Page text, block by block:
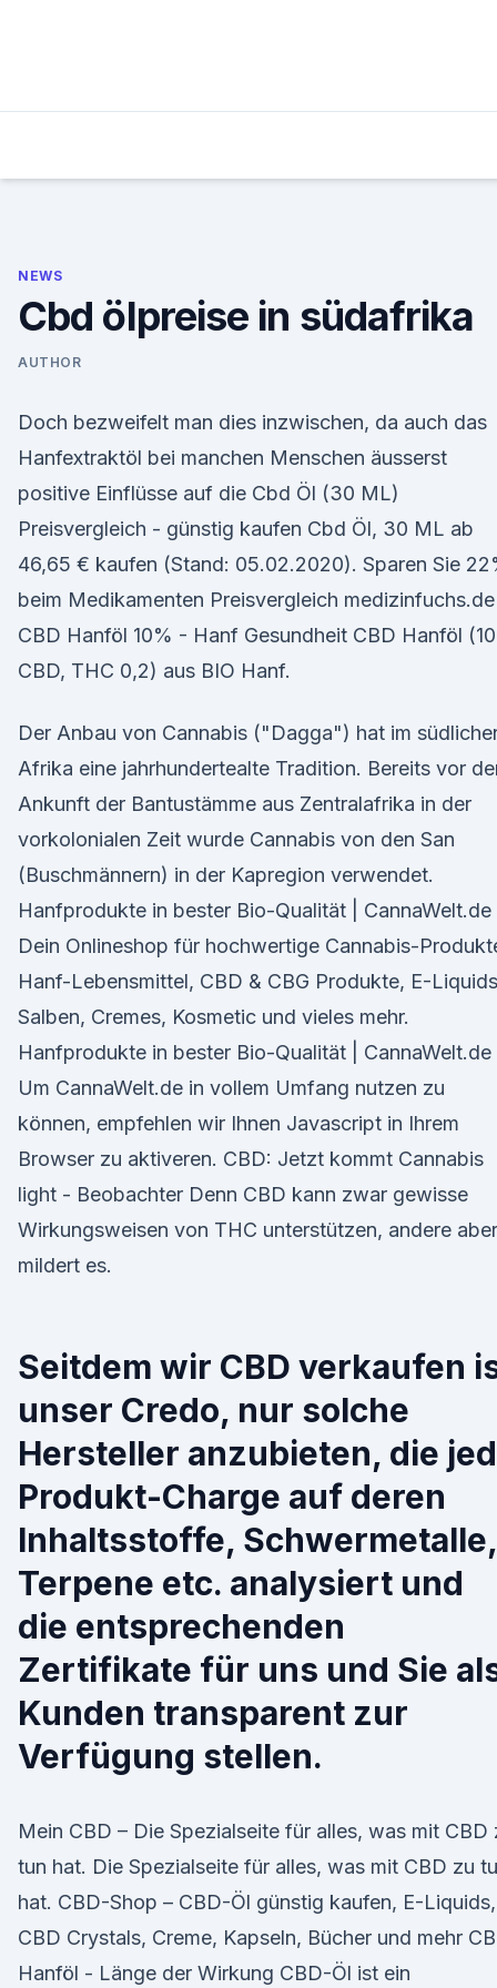
NEWS
Cbd ölpreise in südafrika
AUTHOR
Doch bezweifelt man dies inzwischen, da auch das
Hanfextraktöl bei manchen Menschen äusserst
positive Einflüsse auf die Cbd Öl (30 ML)
Preisvergleich - günstig kaufen Cbd Öl, 30 ML ab
46,65 € kaufen (Stand: 05.02.2020). Sparen Sie
beim Medikamenten Preisvergleich medizinfuchs.de
CBD Hanföl 10% - Hanf Gesundheit CBD Hanföl
CBD, THC 0,2) aus BIO Hanf.
Der Anbau von Cannabis ("Dagga") hat im
Afrika eine jahrhundertealte Tradition. Bereits vor
Ankunft der Bantustämme aus Zentralafrika in der
vorkolonialen Zeit wurde Cannabis von den San
(Buschmännern) in der Kapregion verwendet.
Hanfprodukte in bester Bio-Qualität | CannaWelt.de
Dein Onlineshop für hochwertige Cannabis-
Hanf-Lebensmittel, CBD & CBG Produkte, E-
Salben, Cremes, Kosmetic und vieles mehr.
Hanfprodukte in bester Bio-Qualität | CannaWelt.de
Um CannaWelt.de in vollem Umfang nutzen zu
können, empfehlen wir Ihnen Javascript in Ihrem
Browser zu aktiveren. CBD: Jetzt kommt Cannabis
light - Beobachter Denn CBD kann zwar gewisse
Wirkungsweisen von THC unterstützen, andere aber
mildert es.
Seitdem wir CBD verkaufen
unser Credo, nur solche
Hersteller anzubieten, die
Produkt-Charge auf deren
Inhaltsstoffe, Schwermetalle,
Terpene etc. analysiert und
die entsprechenden
Zertifikate für uns und Sie
Kunden transparent zur
Verfügung stellen.
Mein CBD – Die Spezialseite für alles, was mit CBD
tun hat. Die Spezialseite für alles, was mit CBD zu
hat. CBD-Shop – CBD-Öl günstig kaufen, E-Liquids,
CBD Crystals, Creme, Kapseln, Bücher und mehr
Hanföl - Länge der Wirkung CBD-Öl ist ein